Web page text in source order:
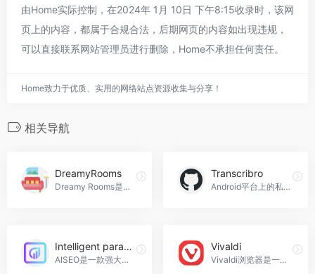
由Home实际控制，在2024年 1月 10日 下午8:15收录时，该网
页上的内容，都属于合规合法，后期网页的内容如出现违规，
可以直接联系网站管理员进行删除，Home不承担任何责任。
Home致力于优质、实用的网络站点资源收集与分享！
相关导航
DreamyRooms
Dreamy Rooms是一款由人工智能驱动的即时房间创建工具，用户可以选择一个室内场景，并在8种以上的主题中进行重新设计，帮助用户快速打造梦想中的房间，DreamyRooms官网入口网址
Transcribro
Android平台上的私有、设备端语音识别键盘和文字服务
Intelligent paraphraser
AISEO是一款强大的在线工具，可以帮助您快速改写和重塑内容的语调，实现高达70-100%的独特性。无论您是在进行内容营销还是需要改写文章，AISEO都是您的最佳选择，Intelligent paraphraser官网入口网址
Vivaldi
Vivaldi浏览器是一款强大、个性化和私密的网络浏览器，提供了丰富的自定义选项和内置功能，保护您的隐私安全，Vivaldi官网入口网址